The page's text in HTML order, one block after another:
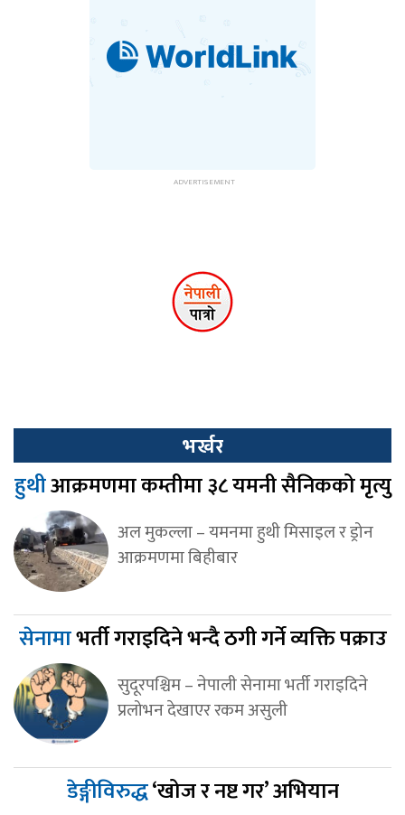
भर्खर
हुथीआक्रमणमा कम्तीमा ३८ यमनी सैनिकको मृत्यु
अल मुकल्ला – यमनमा हुथी मिसाइल र ड्रोन
आक्रमणमा बिहीबार
सेनामाभर्ती गराइदिने भन्दै ठगी गर्ने व्यक्ति पक्राउ
सुदूरपश्चिम – नेपाली सेनामा भर्ती गराइदिने
प्रलोभन देखाएर रकम असुली
डेङ्गीविरुद्ध‘खोज र नष्ट गर’ अभियान